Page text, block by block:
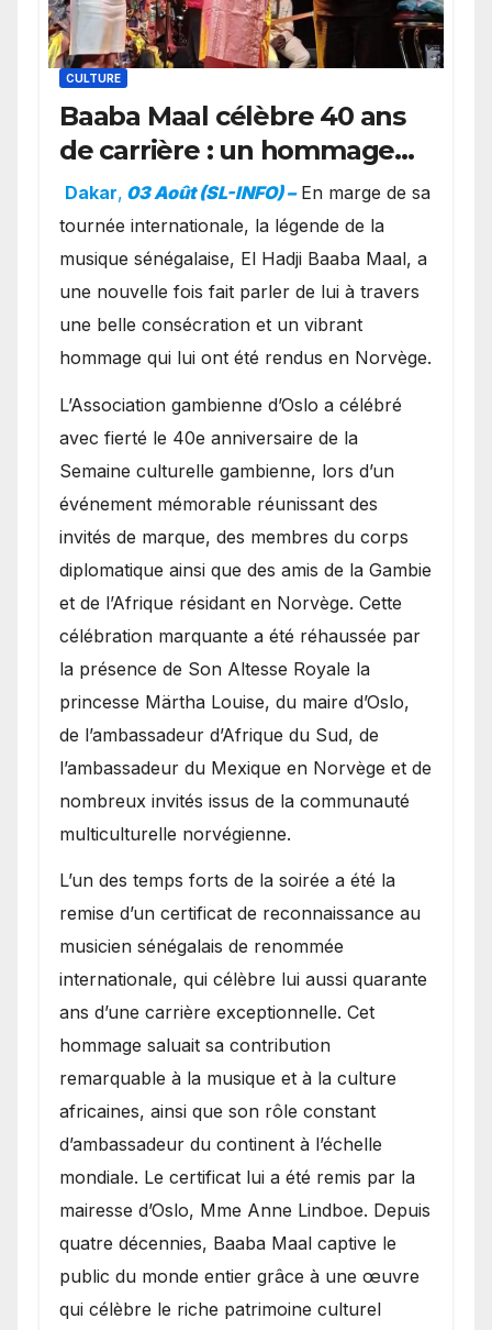
CULTURE
Baaba Maal célèbre 40 ans
de carrière : un hommage
exceptionnel à Oslo en
présence de la famille
royale.
Dakar, 03 Août (SL-INFO) – ​En marge de sa
tournée internationale, la légende de la
musique sénégalaise, El Hadji Baaba Maal, a
une nouvelle fois fait parler de lui à travers
une belle consécration et un vibrant
hommage qui lui ont été rendus en Norvège.
​L’Association gambienne d’Oslo a célébré
avec fierté le 40e anniversaire de la
Semaine culturelle gambienne, lors d’un
événement mémorable réunissant des
invités de marque, des membres du corps
diplomatique ainsi que des amis de la Gambie
et de l’Afrique résidant en Norvège. Cette
célébration marquante a été réhaussée par
la présence de Son Altesse Royale la
princesse Märtha Louise, du maire d’Oslo,
de l’ambassadeur d’Afrique du Sud, de
l’ambassadeur du Mexique en Norvège et de
nombreux invités issus de la communauté
multiculturelle norvégienne.
​L’un des temps forts de la soirée a été la
remise d’un certificat de reconnaissance au
musicien sénégalais de renommée
internationale, qui célèbre lui aussi quarante
ans d’une carrière exceptionnelle. Cet
hommage saluait sa contribution
remarquable à la musique et à la culture
africaines, ainsi que son rôle constant
d’ambassadeur du continent à l’échelle
mondiale. Le certificat lui a été remis par la
mairesse d’Oslo, Mme Anne Lindboe. Depuis
quatre décennies, Baaba Maal captive le
public du monde entier grâce à une œuvre
qui célèbre le riche patrimoine culturel